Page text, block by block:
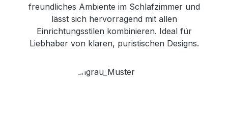
freundliches Ambiente im Schlafzimmer und
lässt sich hervorragend mit allen
Einrichtungsstilen kombinieren. Ideal für
Liebhaber von klaren, puristischen Designs.